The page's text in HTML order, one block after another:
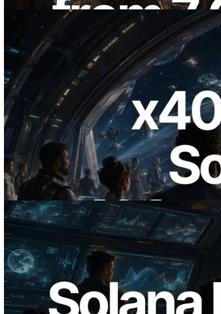
Lire cet article
2026.07.04
ERPC lance un RPC Solana compatible
x402 — L'ère où les agents IA paient à la
demande les API dont ils ont besoin
Lire cet article